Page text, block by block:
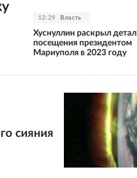
12:29 Власть
Хуснуллин раскрыл
посещения президентом
Мариуполя в 2023 году
сияния